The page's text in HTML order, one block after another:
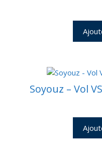
Soyouz – Vol